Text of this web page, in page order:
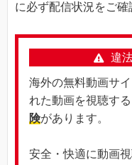
に必ず配信状況をご確
違
海外の無料動画サ
れた動画を視聴する
険があります。
安全・快適に動画